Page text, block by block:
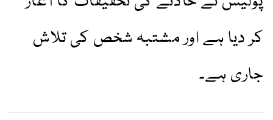
کر دیا ہے اور مشتبہ شخص کی تلاش
جاری ہے۔